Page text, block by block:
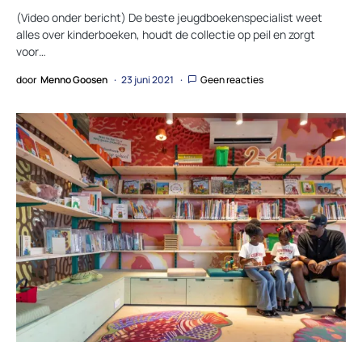
(Video onder bericht) De beste jeugdboekenspecialist weet
alles over kinderboeken, houdt de collectie op peil en zorgt
voor…
door Menno Goosen 23 juni 2021 Geen reacties